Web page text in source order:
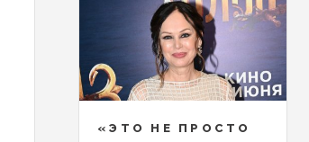
«ЭТО НЕ ПРОСТО